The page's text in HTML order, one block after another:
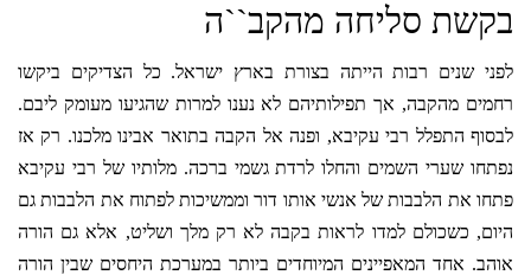
בקשת סליחה מהקב``ה
לפני שנים רבות הייתה בצורת בארץ ישראל. כל הצדיקים ביקשו
רחמים מהקבה, אך תפילותיהם לא נענו למרות שהגיעו מעומק ליבם.
לבסוף התפלל רבי עקיבא, ופנה אל הקבה בתואר אבינו מלכנו. רק אז
נפתחו שערי השמים והחלו לרדת גשמי ברכה. מלותיו של רבי עקיבא
פתחו את הלבבות של אנשי אותו דור וממשיכות לפתוח את הלבבות גם
היום, כשכולם למדו לראות בקבה לא רק מלך ושליט, אלא גם הורה
אוהב. אחד המאפיינים המיוחדים ביותר במערכת היחסים שבין הורה